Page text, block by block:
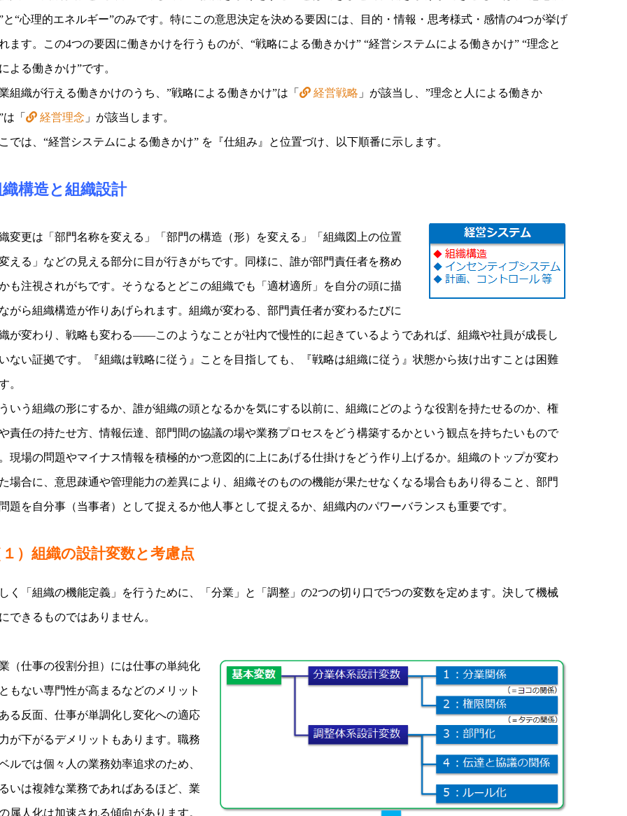
と“心理的エネルギー”のみです。特にこの意思決定を決める要因には、目的・情報・思考様式・感情の4つが挙げ
ます。この4つの要因に働きかけを行うものが、“戦略による働きかけ” “経営システムによる働きかけ” “理念と
よる働きかけ”です。
組織が行える働きかけのうち、”戦略による働きかけ”は「 経営戦略 」が該当し、”理念と人による働きか
は「 経営理念 」が該当します。
では、“経営システムによる働きかけ” を『仕組み』と位置づけ、以下順番に示します。
構造と組織設計
変更は「部門名称を変える」「部門の構造（形）を変える」「組織図上の位置
える」などの見える部分に目が行きがちです。同様に、誰が部門責任者を務め
も注視されがちです。そうなるとどこの組織でも「適材適所」を自分の頭に描
がら組織構造が作りあげられます。組織が変わる、部門責任者が変わるたびに
が変わり、戦略も変わる――このようなことが社内で慢性的に起きているようであれば、組織や社員が成長し
ない証拠です。『組織は戦略に従う』ことを目指しても、『戦略は組織に従う』状態から抜け出すことは困難
。
いう組織の形にするか、誰が組織の頭となるかを気にする以前に、組織にどのような役割を持たせるのか、権
責任の持たせ方、情報伝達、部門間の協議の場や業務プロセスをどう構築するかという観点を持ちたいもので
現場の問題やマイナス情報を積極的かつ意図的に上にあげる仕掛けをどう作り上げるか。組織のトップが変わ
場合に、意思疎通や管理能力の差異により、組織そのものの機能が果たせなくなる場合もあり得ること、部門
題を自分事（当事者）として捉えるか他人事として捉えるか、組織内のパワーバランスも重要です。
）組織の設計変数と考慮点
く「組織の機能定義」を行うために、「分業」と「調整」の2つの切り口で5つの変数を定めます。決して機械
できるものではありません。
（仕事の役割分担）には仕事の単純化
もない専門性が高まるなどのメリット
る反面、仕事が単調化し変化への適応
が下がるデメリットもあります。職務
ルでは個々人の業務効率追求のため、
いは複雑な業務であればあるほど、業
属人化は加速される傾向があります。